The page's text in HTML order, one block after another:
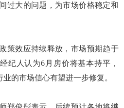
过大的问题，为市场价格稳定和
效应持续释放，市场预期趋于
纪人认为6月房价将基本持平，
的市场信心有望进一步修复。